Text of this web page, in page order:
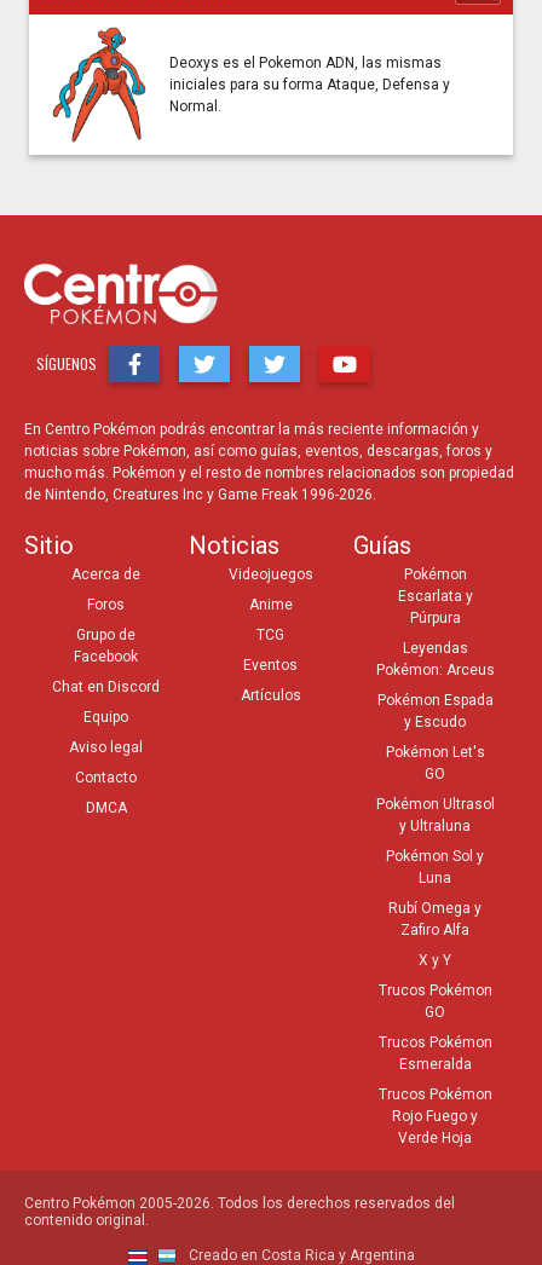
Deoxys es el Pokemon ADN, las mismas
iniciales para su forma Ataque, Defensa y
Normal.
SÍGUENOS
En Centro Pokémon podrás encontrar la más reciente información y
noticias sobre Pokémon, así como guías, eventos, descargas, foros y
mucho más. Pokémon y el resto de nombres relacionados son propiedad
de Nintendo, Creatures Inc y Game Freak 1996-2026.
Sitio
Acerca de
Foros
Grupo de
Facebook
Chat en Discord
Equipo
Aviso legal
Contacto
DMCA
Noticias
Videojuegos
Anime
TCG
Eventos
Artículos
Guías
Pokémon
Escarlata y
Púrpura
Leyendas
Pokémon: Arceus
Pokémon Espada
y Escudo
Pokémon Let's
GO
Pokémon Ultrasol
y Ultraluna
Pokémon Sol y
Luna
Rubí Omega y
Zafiro Alfa
X y Y
Trucos Pokémon
GO
Trucos Pokémon
Esmeralda
Trucos Pokémon
Rojo Fuego y
Verde Hoja
Centro Pokémon 2005-2026. Todos los derechos reservados del
contenido original.
Creado en Costa Rica y Argentina